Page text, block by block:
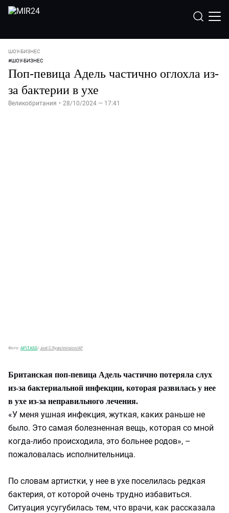
ШОУ-БИЗНЕC
#ШОУ-БИЗНЕС
Поп-певица Адель частично оглохла из-
за бактерии в ухе
Великобритания • 28/10/2024 — 17:41
Фото: AP\TASS/ Joel C Ryan/invision/AP
Британская поп-певица Адель частично потеряла слух
из-за бактериальной инфекции, которая развилась у нее
в ухе из-за неправильного лечения.
«У меня ушная инфекция, жуткая, каких раньше не
было. Это самая болезненная вещь, которая со мной
когда-либо происходила, это больнее родов», –
пожаловалась исполнительница.
По словам артистки, у нее в ухе поселилась редкая
бактерия, от которой очень трудно избавиться.
Ситуация усугубилась тем, что врачи, как рассказала